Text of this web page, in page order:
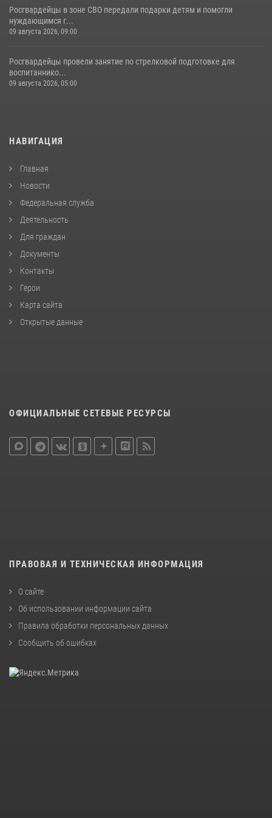
Росгвардейцы в зоне СВО передали подарки детям и помогли
нуждающимся г...
09 августа 2026, 09:00
Росгвардейцы провели занятие по стрелковой подготовке для
воспитаннико...
09 августа 2026, 05:00
НАВИГАЦИЯ
Главная
Новости
Федеральная служба
Деятельность
Для граждан
Документы
Контакты
Герои
Карта сайта
Открытые данные
ОФИЦИАЛЬНЫЕ СЕТЕВЫЕ РЕСУРСЫ
ПРАВОВАЯ И ТЕХНИЧЕСКАЯ ИНФОРМАЦИЯ
О сайте
Об использовании информации сайта
Правила обработки персональных данных
Сообщить об ошибках